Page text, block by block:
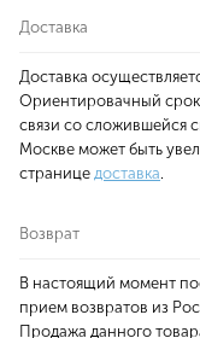
Доставка
Доставка
Ориентировачный срок
связи со сложившейся
Москве может быть
странице доставка
Возврат
В настоящий момент
прием возвратов из
Продажа данного